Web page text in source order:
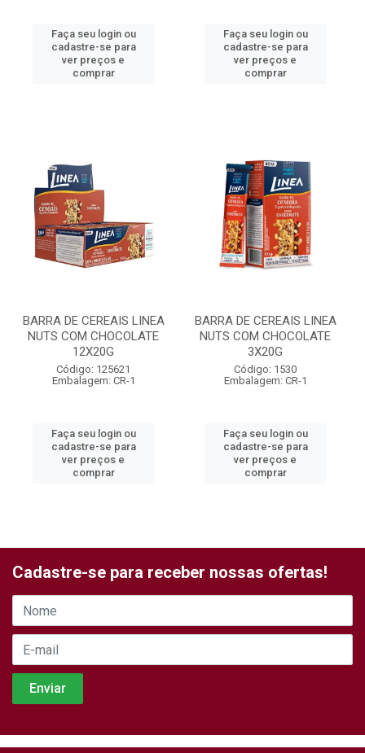
Faça seu login ou
cadastre-se para
ver preços e
comprar
Faça seu login ou
cadastre-se para
ver preços e
comprar
BARRA DE CEREAIS LINEA
NUTS COM CHOCOLATE
12X20G
Código: 125621
Embalagem: CR-1
Faça seu login ou
cadastre-se para
ver preços e
comprar
BARRA DE CEREAIS LINEA
NUTS COM CHOCOLATE
3X20G
Código: 1530
Embalagem: CR-1
Faça seu login ou
cadastre-se para
ver preços e
comprar
Cadastre-se para receber nossas ofertas!